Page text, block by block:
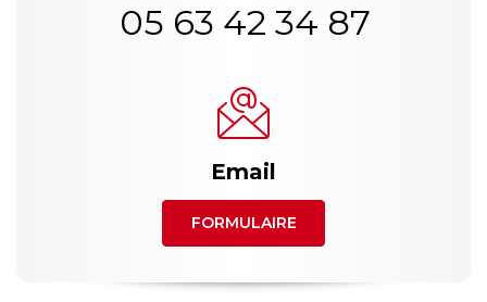
05 63 42 34 87
Email
FORMULAIRE